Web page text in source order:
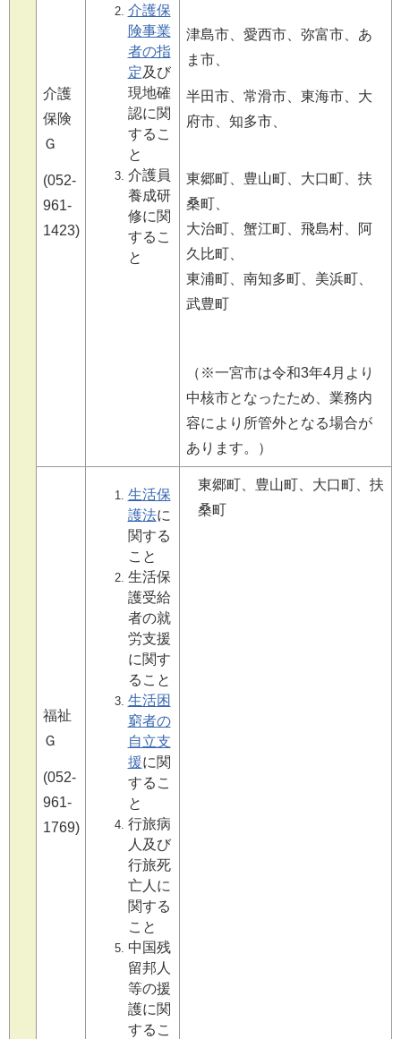
介護
保険
Ｇ
(052-
961-
1423)
介護保
険事業
者の指
定及び
現地確
認に関
するこ
と
介護員
養成研
修に関
するこ
と
津島市、愛西市、弥富市、あ
ま市、
半田市、常滑市、東海市、大
府市、知多市、
東郷町、豊山町、大口町、扶
桑町、
大治町、蟹江町、飛島村、阿
久比町、
東浦町、南知多町、美浜町、
武豊町
（※一宮市は令和3年4月より
中核市となったため、業務内
容により所管外となる場合が
あります。）
福祉
Ｇ
(052-
961-
1769)
生活保
護法に
関する
こと
生活保
護受給
者の就
労支援
に関す
ること
生活困
窮者の
自立支
援に関
するこ
と
行旅病
人及び
行旅死
亡人に
関する
こと
中国残
留邦人
等の援
護に関
するこ
東郷町、豊山町、大口町、扶
桑町